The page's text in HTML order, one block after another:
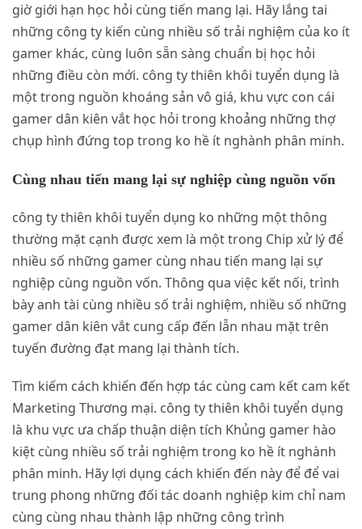
giờ giới hạn học hỏi cùng tiến mang lại. Hãy lắng tai
những công ty kiến cùng nhiều số trải nghiệm của ko ít
gamer khác, cùng luôn sẵn sàng chuẩn bị học hỏi
những điều còn mới. công ty thiên khôi tuyển dụng là
một trong nguồn khoáng sản vô giá, khu vực con cái
gamer dân kiên vắt học hỏi trong khoảng những thợ
chụp hình đứng top trong ko hề ít nghành phân minh.
Cùng nhau tiến mang lại sự nghiệp cùng nguồn vốn
công ty thiên khôi tuyển dụng ko những một thông
thường mặt cạnh được xem là một trong Chip xử lý để
nhiều số những gamer cùng nhau tiến mang lại sự
nghiệp cùng nguồn vốn. Thông qua việc kết nối, trình
bày anh tài cùng nhiều số trải nghiệm, nhiều số những
gamer dân kiên vắt cung cấp đến lẫn nhau mặt trên
tuyến đường đạt mang lại thành tích.
Tìm kiếm cách khiến đến hợp tác cùng cam kết cam kết
Marketing Thương mại. công ty thiên khôi tuyển dụng
là khu vực ưa chấp thuận diện tích Khủng gamer hào
kiệt cùng nhiều số trải nghiệm trong ko hề ít nghành
phân minh. Hãy lợi dụng cách khiến đến này để để vai
trung phong những đối tác doanh nghiệp kim chỉ nam
cùng cùng nhau thành lập những công trình